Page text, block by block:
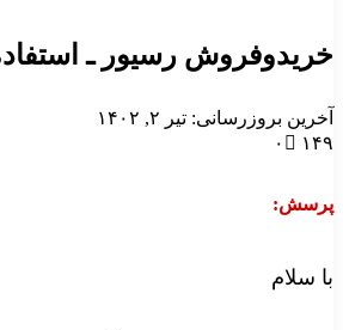
رسیور ـ استفاده
بروزرسانی: تیر ۲, ۱۴۰۲
۰
سلام